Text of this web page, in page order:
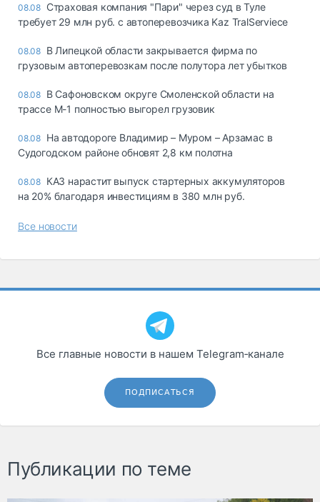
08.08 Страховая компания "Пари" через суд в Туле
требует 29 млн руб. с автоперевозчика Kaz TralServiece
08.08 В Липецкой области закрывается фирма по
грузовым автоперевозкам после полутора лет убытков
08.08 В Сафоновском округе Смоленской области на
трассе М-1 полностью выгорел грузовик
08.08 На автодороге Владимир – Муром – Арзамас в
Судогодском районе обновят 2,8 км полотна
08.08 КАЗ нарастит выпуск стартерных аккумуляторов
на 20% благодаря инвестициям в 380 млн руб.
Все новости
Все главные новости в нашем Telegram‑канале
ПОДПИСАТЬСЯ
Публикации по теме